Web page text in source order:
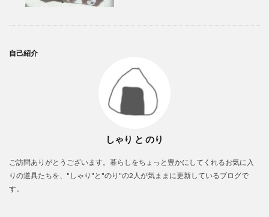
自己紹介
しゃり と のり
ご訪問ありがとうございます。暮らしをちょっと豊かにしてくれるお気に入
りの道具たちを、"しゃり"と"のり"の2人が気ままに更新しているブログで
す。